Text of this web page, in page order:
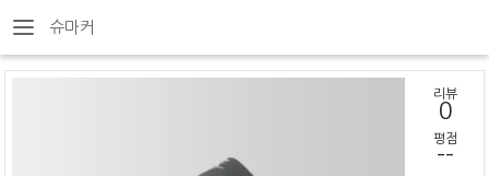
슈마커
리뷰
0
평점
--